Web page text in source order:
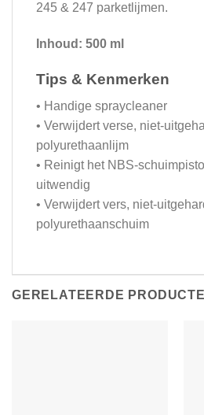
245 & 247 parketlijmen.
Inhoud: 500 ml
Tips & Kenmerken
• Handige spraycleaner
• Verwijdert verse, niet-
polyurethaanlijm
• Reinigt het NBS-
uitwendig
• Verwijdert vers, niet-
polyurethaanschuim
GERELATEERDE